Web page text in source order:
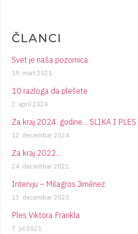
ČLANCI
Svet je naša pozornica
19. mart 2021.
10 razloga da plešete
2. april 2024.
Za kraj 2024. godine… SLIKA I PLES
12. decembar 2024.
Za kraj 2022…
24. decembar 2022.
Intervju – Milagros Jiménez
13. decembar 2020.
Ples Viktora Frankla
7. jul 2021.